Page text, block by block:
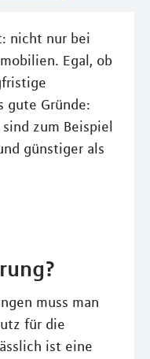
nicht nur bei
Egal, ob
gute Gründe:
zum Beispiel
günstiger als
muss man
für die
ist eine